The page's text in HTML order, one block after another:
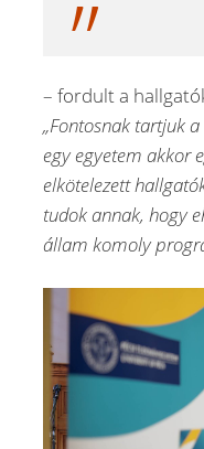
– fordult a
„Fontosnak tartjuk
egy egyetem akkor
elkötelezett
tudok annak, hogy
állam komoly